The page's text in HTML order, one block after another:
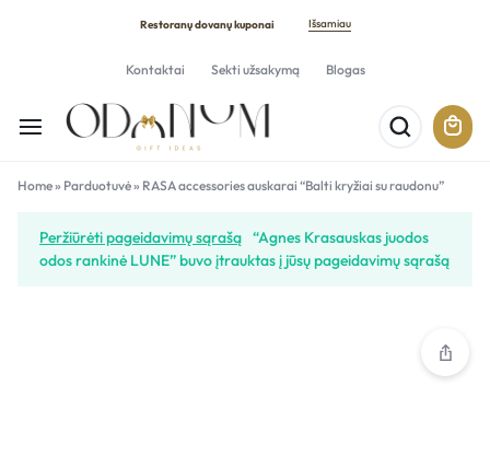
Restoranų dovanų kuponai Išsamiau
Kontaktai Sekti užsakymą Blogas
Home» Parduotuvė» RASA accessories auskarai “Balti kryžiai su raudonu”
Peržiūrėti pageidavimų sąrašą “Agnes Krasauskas juodos
odos rankinė LUNE” buvo įtrauktas į jūsų pageidavimų sąrašą